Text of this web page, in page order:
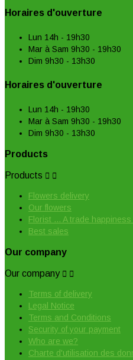
Horaires d'ouverture
Lun 14h - 19h30
Mar à Sam 9h30 - 19h30
Dim 9h30 - 13h30
Horaires d'ouverture
Lun 14h - 19h30
Mar à Sam 9h30 - 19h30
Dim 9h30 - 13h30
Products
Products  
Flowers delivery
Our flowers
Florist ... A trade happiness
Best sales
Our company
Our company  
Terms of delivery
Legal Notice
Terms and Conditions
Security of your payment
Who are we?
Charte d'utilisation des